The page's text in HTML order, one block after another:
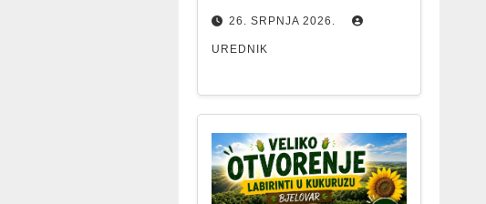
starijih osoba
26. SRPNJA 2026.
UREDNIK